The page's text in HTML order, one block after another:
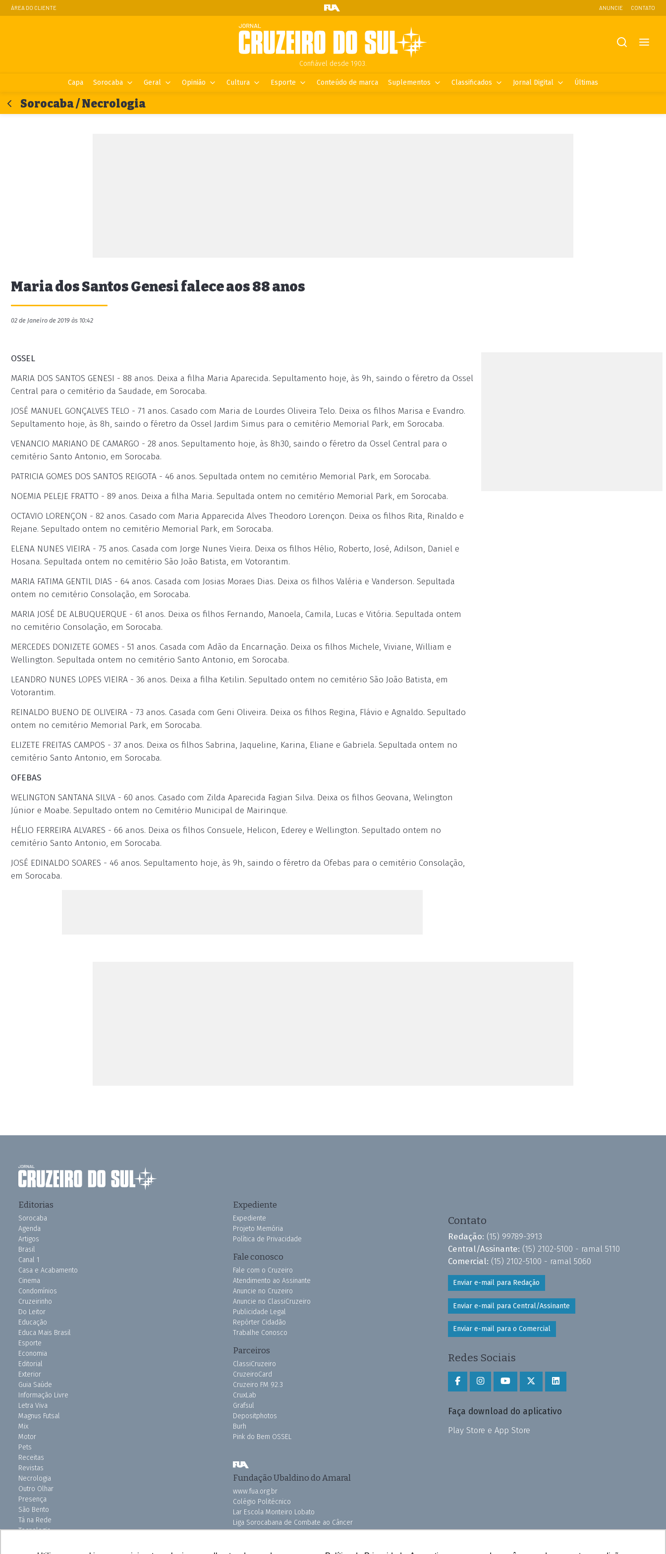
ÁREA DO CLIENTE ANUNCIE CONTATO
Confiável desde 1903.
Capa Sorocaba Geral Opinião Cultura Esporte Conteúdo de marca Suplementos Classificados Jornal Digital Últimas
Sorocaba / Necrologia
Maria dos Santos Genesi falece aos 88 anos
02 de Janeiro de 2019 às 10:42
OSSEL
MARIA DOS SANTOS GENESI - 88 anos. Deixa a filha Maria Aparecida. Sepultamento hoje, às 9h, saindo o féretro da Ossel
Central para o cemitério da Saudade, em Sorocaba.
JOSÉ MANUEL GONÇALVES TELO - 71 anos. Casado com Maria de Lourdes Oliveira Telo. Deixa os filhos Marisa e Evandro.
Sepultamento hoje, às 8h, saindo o féretro da Ossel Jardim Simus para o cemitério Memorial Park, em Sorocaba.
VENANCIO MARIANO DE CAMARGO - 28 anos. Sepultamento hoje, às 8h30, saindo o féretro da Ossel Central para o
cemitério Santo Antonio, em Sorocaba.
PATRICIA GOMES DOS SANTOS REIGOTA - 46 anos. Sepultada ontem no cemitério Memorial Park, em Sorocaba.
NOEMIA PELEJE FRATTO - 89 anos. Deixa a filha Maria. Sepultada ontem no cemitério Memorial Park, em Sorocaba.
OCTAVIO LORENÇON - 82 anos. Casado com Maria Apparecida Alves Theodoro Lorençon. Deixa os filhos Rita, Rinaldo e
Rejane. Sepultado ontem no cemitério Memorial Park, em Sorocaba.
ELENA NUNES VIEIRA - 75 anos. Casada com Jorge Nunes Vieira. Deixa os filhos Hélio, Roberto, José, Adilson, Daniel e
Hosana. Sepultada ontem no cemitério São João Batista, em Votorantim.
MARIA FATIMA GENTIL DIAS - 64 anos. Casada com Josias Moraes Dias. Deixa os filhos Valéria e Vanderson. Sepultada
ontem no cemitério Consolação, em Sorocaba.
MARIA JOSÉ DE ALBUQUERQUE - 61 anos. Deixa os filhos Fernando, Manoela, Camila, Lucas e Vitória. Sepultada ontem
no cemitério Consolação, em Sorocaba.
MERCEDES DONIZETE GOMES - 51 anos. Casada com Adão da Encarnação. Deixa os filhos Michele, Viviane, William e
Wellington. Sepultada ontem no cemitério Santo Antonio, em Sorocaba.
LEANDRO NUNES LOPES VIEIRA - 36 anos. Deixa a filha Ketilin. Sepultado ontem no cemitério São João Batista, em
Votorantim.
REINALDO BUENO DE OLIVEIRA - 73 anos. Casada com Geni Oliveira. Deixa os filhos Regina, Flávio e Agnaldo. Sepultado
ontem no cemitério Memorial Park, em Sorocaba.
ELIZETE FREITAS CAMPOS - 37 anos. Deixa os filhos Sabrina, Jaqueline, Karina, Eliane e Gabriela. Sepultada ontem no
cemitério Santo Antonio, em Sorocaba.
OFEBAS
WELINGTON SANTANA SILVA - 60 anos. Casado com Zilda Aparecida Fagian Silva. Deixa os filhos Geovana, Welington
Júnior e Moabe. Sepultado ontem no Cemitério Municipal de Mairinque.
HÉLIO FERREIRA ALVARES - 66 anos. Deixa os filhos Consuele, Helicon, Ederey e Wellington. Sepultado ontem no
cemitério Santo Antonio, em Sorocaba.
JOSÉ EDINALDO SOARES - 46 anos. Sepultamento hoje, às 9h, saindo o féretro da Ofebas para o cemitério Consolação,
em Sorocaba.
Editorias
Sorocaba
Agenda
Artigos
Brasil
Canal 1
Casa e Acabamento
Cinema
Condomínios
Cruzeirinho
Do Leitor
Educação
Educa Mais Brasil
Esporte
Economia
Editorial
Exterior
Guia Saúde
Informação Livre
Letra Viva
Magnus Futsal
Mix
Motor
Pets
Receitas
Revistas
Necrologia
Outro Olhar
Presença
São Bento
Tá na Rede
Tecnologia
Uniso Ciência
Expediente
Expediente
Projeto Memória
Política de Privacidade
Fale conosco
Fale com o Cruzeiro
Atendimento ao Assinante
Anuncie no Cruzeiro
Anuncie no ClassiCruzeiro
Publicidade Legal
Repórter Cidadão
Trabalhe Conosco
Parceiros
ClassiCruzeiro
CruzeiroCard
Cruzeiro FM 92.3
CruxLab
Grafsul
Depositphotos
Burh
Pink do Bem OSSEL
Fundação Ubaldino do Amaral
www.fua.org.br
Colégio Politécnico
Lar Escola Monteiro Lobato
Liga Sorocabana de Combate ao Câncer
Vila dos Velhinhos
Contato
Redação: (15) 99789-3913
Central/Assinante: (15) 2102-5100 - ramal 5110
Comercial: (15) 2102-5100 - ramal 5060
Enviar e-mail para Redação
Enviar e-mail para Central/Assinante
Enviar e-mail para o Comercial
Redes Sociais
Faça download do aplicativo
Play Store e App Store